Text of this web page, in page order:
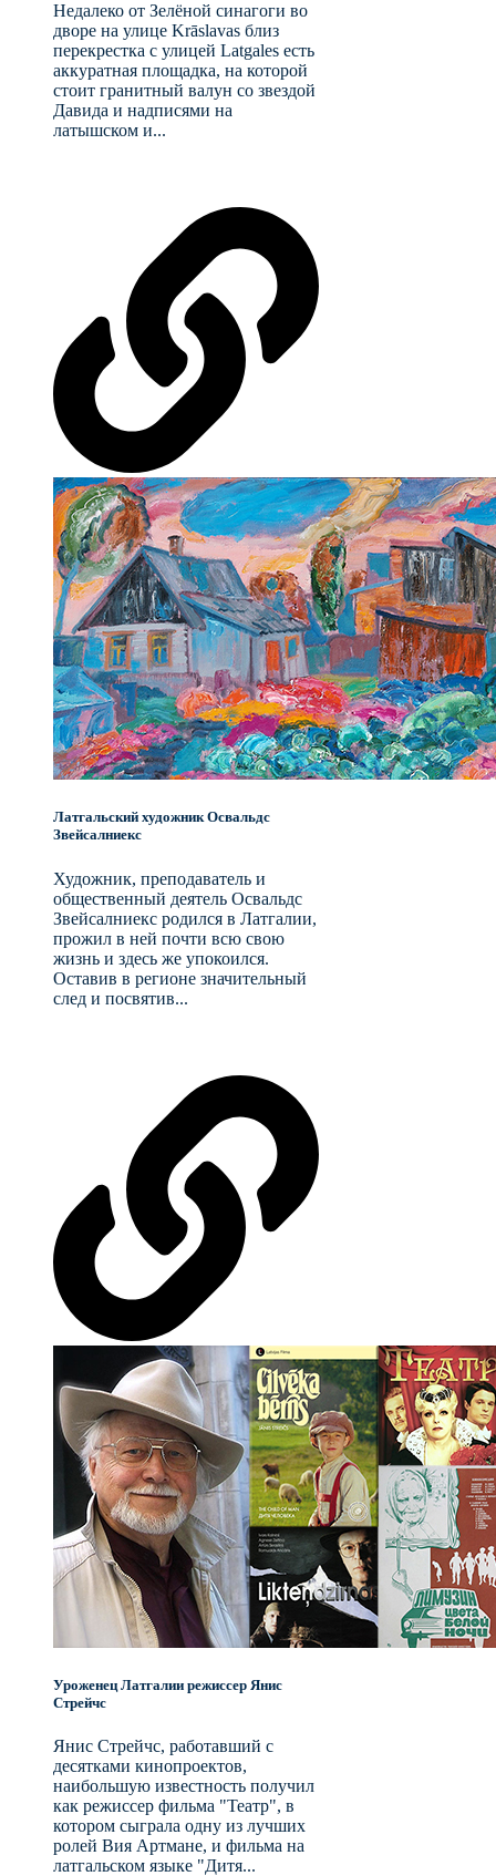
Недалеко от Зелёной синагоги во
дворе на улице Krāslavas близ
перекрестка с улицей Latgales есть
аккуратная площадка, на которой
стоит гранитный валун со звездой
Давида и надписями на
латышском и...
Латгальский художник Освальдс
Звейсалниекс
Художник, преподаватель и
общественный деятель Освальдс
Звейсалниекс родился в Латгалии,
прожил в ней почти всю свою
жизнь и здесь же упокоился.
Оставив в регионе значительный
след и посвятив...
Уроженец Латгалии режиссер Янис
Стрейчc
Янис Стрейчс, работавший с
десятками кинопроектов,
наибольшую известность получил
как режиссер фильма "Театр", в
котором сыграла одну из лучших
ролей Вия Артмане, и фильма на
латгальском языке "Дитя...